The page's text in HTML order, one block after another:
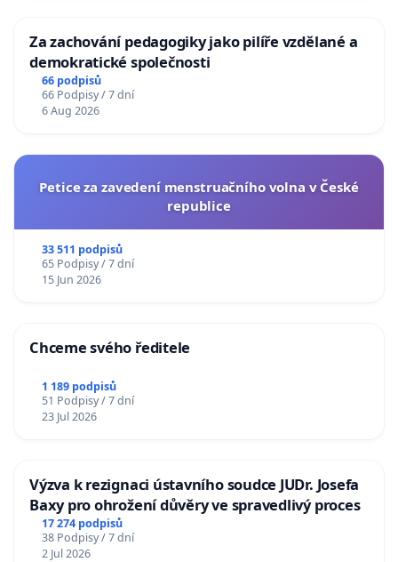
Za zachování pedagogiky jako pilíře vzdělané a
demokratické společnosti
66 podpisů
66 Podpisy / 7 dní
6 Aug 2026
Petice za zavedení menstruačního volna v České
republice
33 511 podpisů
65 Podpisy / 7 dní
15 Jun 2026
Chceme svého ředitele
1 189 podpisů
51 Podpisy / 7 dní
23 Jul 2026
Výzva k rezignaci ústavního soudce JUDr. Josefa
Baxy pro ohrožení důvěry ve spravedlivý proces
17 274 podpisů
38 Podpisy / 7 dní
2 Jul 2026